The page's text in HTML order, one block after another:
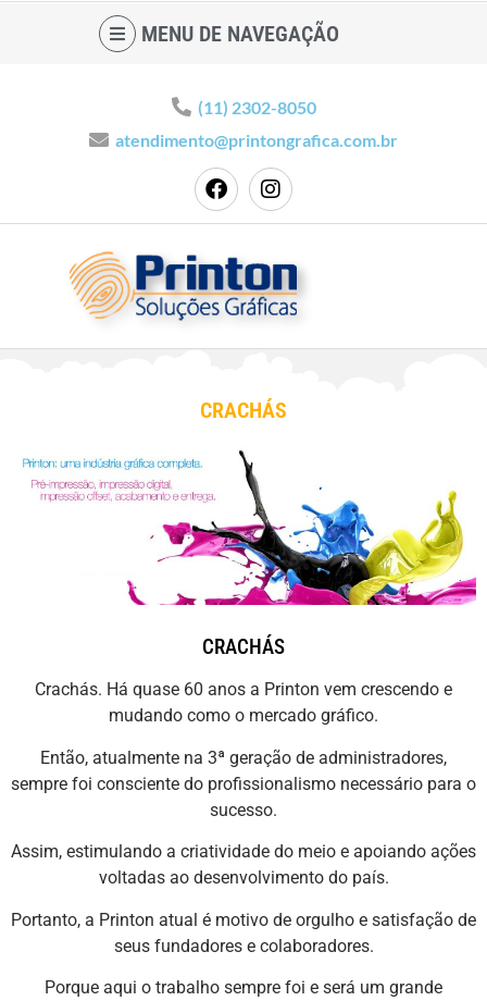
MENU DE NAVEGAÇÃO
(11) 2302-8050
atendimento@printongrafica.com.br
CRACHÁS
CRACHÁS
Crachás. Há quase 60 anos a Printon vem crescendo e
mudando como o mercado gráfico.
Então, atualmente na 3ª geração de administradores,
sempre foi consciente do profissionalismo necessário para o
sucesso.
Assim, estimulando a criatividade do meio e apoiando ações
voltadas ao desenvolvimento do país.
Portanto, a Printon atual é motivo de orgulho e satisfação de
seus fundadores e colaboradores.
Porque aqui o trabalho sempre foi e será um grande